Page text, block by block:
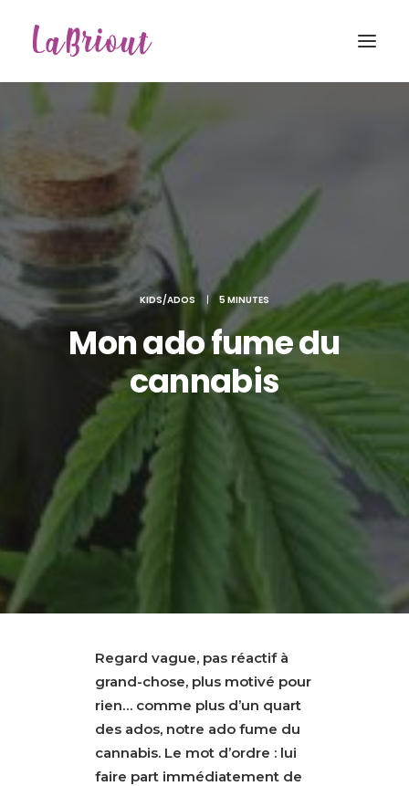
Recherche
KIDS/ADOS | 5 MINUTES
Mon ado fume du
cannabis
Regard vague, pas réactif à
grand-chose, plus motivé pour
rien… comme plus d’un quart
des ados, notre ado fume du
cannabis. Le mot d’ordre : lui
faire part immédiatement de